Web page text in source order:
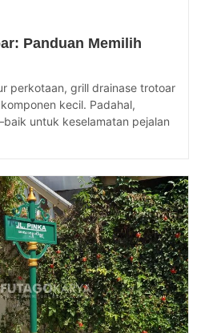
Panduan Memilih
perkotaan, grill drainase trotoar
kecil. Padahal,
untuk keselamatan pejalan